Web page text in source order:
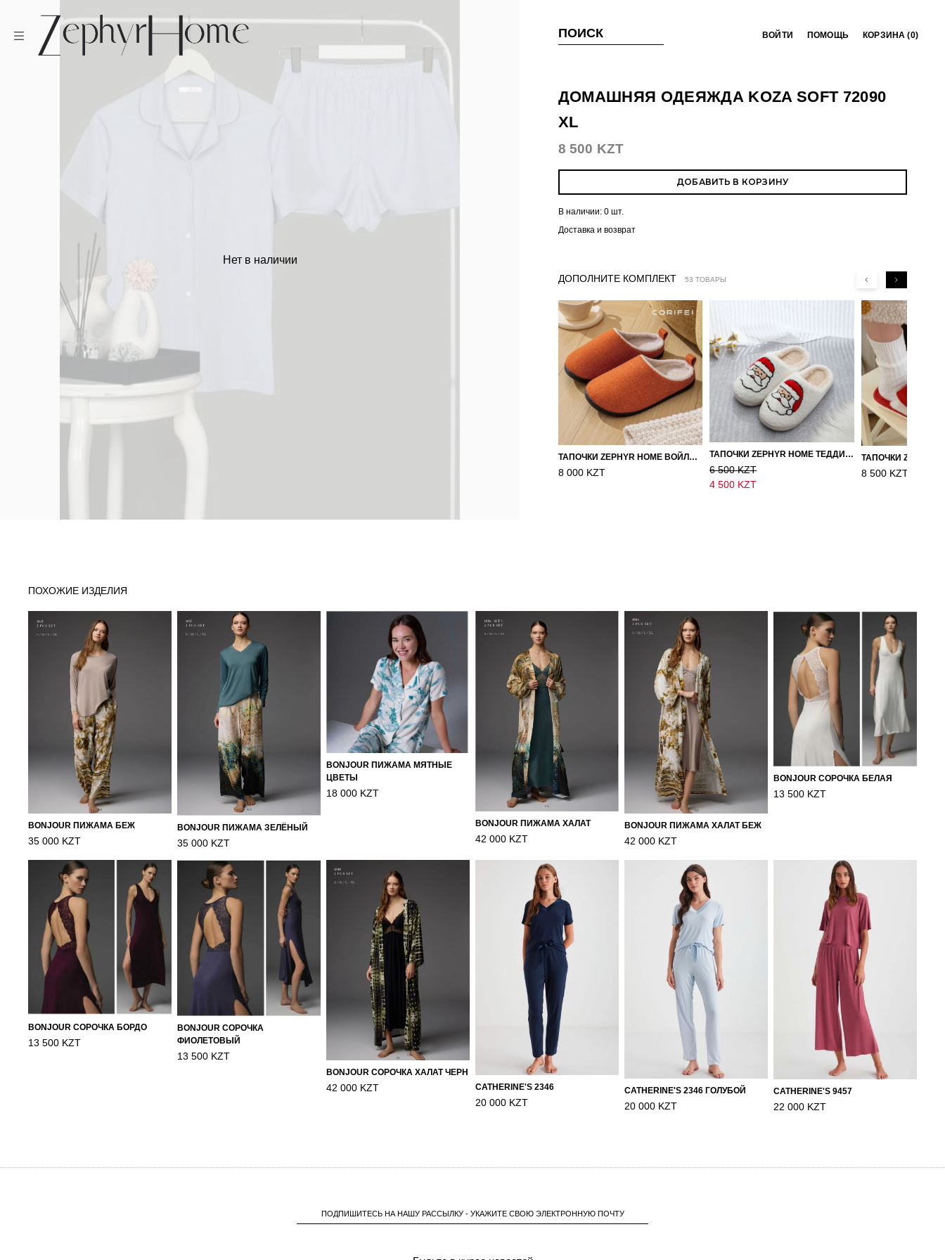
ПОИСК ВОЙТИ ПОМОЩЬ КОРЗИНА (0)
Нет в наличии
ДОМАШНЯЯ ОДЕЯЖДА KOZA SOFT 72090
XL
8 500 KZT
ДОБАВИТЬ В КОРЗИНУ
В наличии: 0 шт.
Доставка и возврат
ДОПОЛНИТЕ КОМПЛЕКТ 53 ТОВАРЫ
ТАПОЧКИ ZEPHYR HOME ВОЙЛОК ОРАНЖЕВЫЙ
8 000 KZT
ТАПОЧКИ ZEPHYR HOME ТЕДДИ ДЕД МОРОЗ NEW
6 500 KZT
4 500 KZT
ТАПОЧКИ ZEPHYR
8 500 KZT
ПОХОЖИЕ ИЗДЕЛИЯ
BONJOUR ПИЖАМА БЕЖ
35 000 KZT
BONJOUR ПИЖАМА ЗЕЛЁНЫЙ
35 000 KZT
BONJOUR ПИЖАМА МЯТНЫЕ
ЦВЕТЫ
18 000 KZT
BONJOUR ПИЖАМА ХАЛАТ
42 000 KZT
BONJOUR ПИЖАМА ХАЛАТ БЕЖ
42 000 KZT
BONJOUR СОРОЧКА БЕЛАЯ
13 500 KZT
BONJOUR СОРОЧКА БОРДО
13 500 KZT
BONJOUR СОРОЧКА
ФИОЛЕТОВЫЙ
13 500 KZT
BONJOUR СОРОЧКА ХАЛАТ ЧЕРН
42 000 KZT CATHERINE'S 2346
20 000 KZT
CATHERINE'S 2346 ГОЛУБОЙ
20 000 KZT
CATHERINE'S 9457
22 000 KZT
ПОДПИШИТЕСЬ НА НАШУ РАССЫЛКУ - УКАЖИТЕ СВОЮ ЭЛЕКТРОННУЮ ПОЧТУ